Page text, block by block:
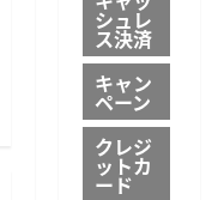
シュレ
ス決済
キャン
ペーン
クレジ
ットカ
ード